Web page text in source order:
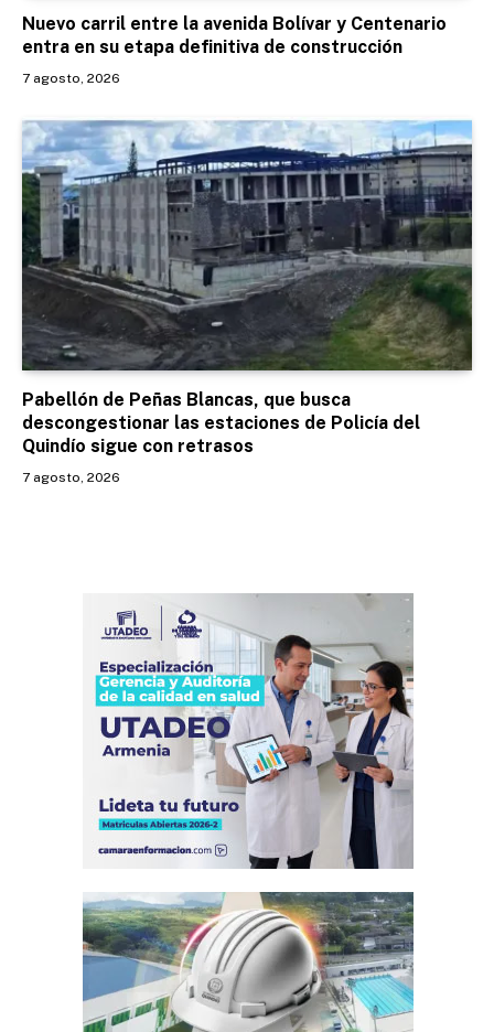
Nuevo carril entre la avenida Bolívar y Centenario
entra en su etapa definitiva de construcción
7 agosto, 2026
Pabellón de Peñas Blancas, que busca
descongestionar las estaciones de Policía del
Quindío sigue con retrasos
7 agosto, 2026